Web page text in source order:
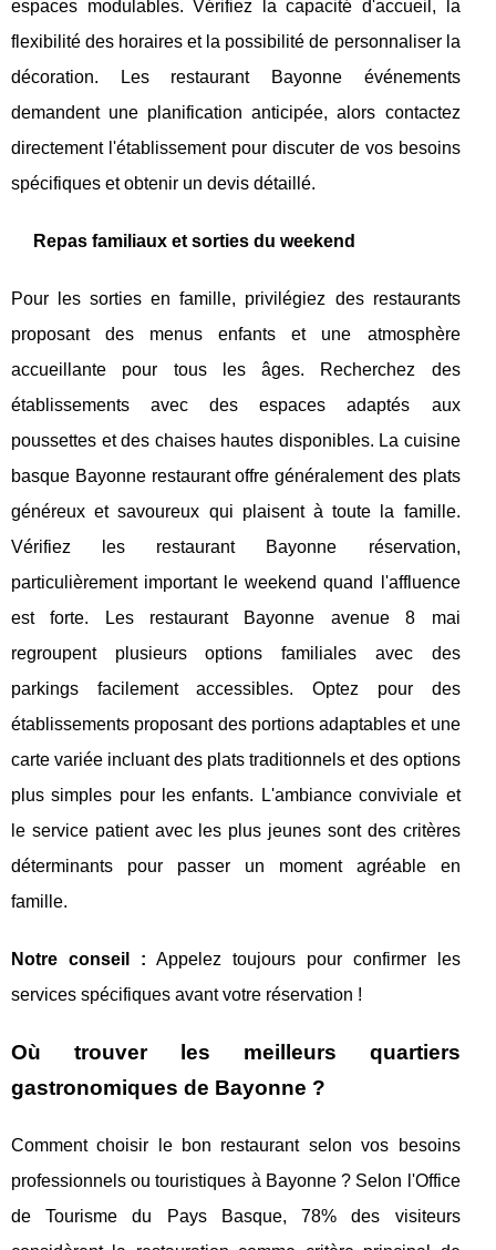
espaces modulables. Vérifiez la capacité d'accueil, la
flexibilité des horaires et la possibilité de personnaliser la
décoration. Les restaurant Bayonne événements
demandent une planification anticipée, alors contactez
directement l'établissement pour discuter de vos besoins
spécifiques et obtenir un devis détaillé.
Repas familiaux et sorties du weekend
Pour les sorties en famille, privilégiez des restaurants
proposant des menus enfants et une atmosphère
accueillante pour tous les âges. Recherchez des
établissements avec des espaces adaptés aux
poussettes et des chaises hautes disponibles. La cuisine
basque Bayonne restaurant offre généralement des plats
généreux et savoureux qui plaisent à toute la famille.
Vérifiez les restaurant Bayonne réservation,
particulièrement important le weekend quand l'affluence
est forte. Les restaurant Bayonne avenue 8 mai
regroupent plusieurs options familiales avec des
parkings facilement accessibles. Optez pour des
établissements proposant des portions adaptables et une
carte variée incluant des plats traditionnels et des options
plus simples pour les enfants. L'ambiance conviviale et
le service patient avec les plus jeunes sont des critères
déterminants pour passer un moment agréable en
famille.
Notre conseil : Appelez toujours pour confirmer les
services spécifiques avant votre réservation !
Où trouver les meilleurs quartiers
gastronomiques de Bayonne ?
Comment choisir le bon restaurant selon vos besoins
professionnels ou touristiques à Bayonne ? Selon l'Office
de Tourisme du Pays Basque, 78% des visiteurs